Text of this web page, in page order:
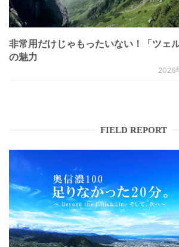
非常用だけじゃもったいない！「ツェル
の魅力
2026
FIELD REPORT